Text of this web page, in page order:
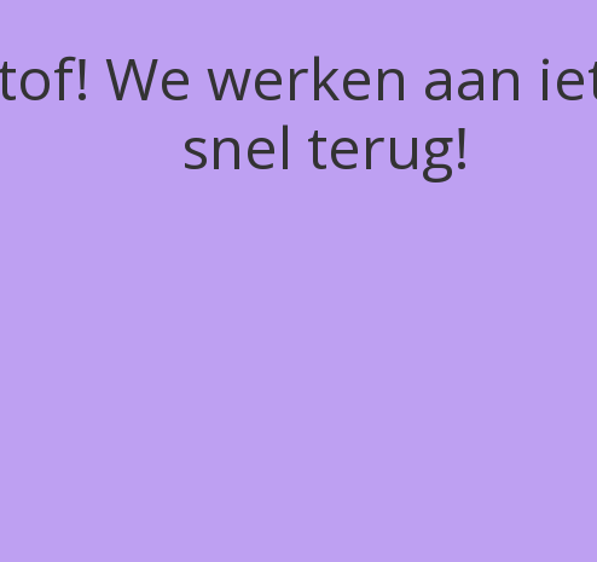
We werken aan
snel terug!